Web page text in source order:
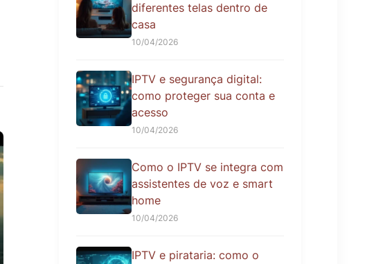
diferentes telas dentro de
casa
10/04/2026
IPTV e segurança digital:
como proteger sua conta e
acesso
10/04/2026
Como o IPTV se integra com
assistentes de voz e smart
home
10/04/2026
IPTV e pirataria: como o